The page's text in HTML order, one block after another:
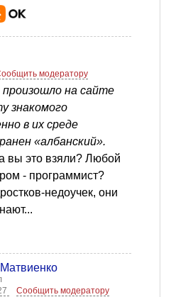
модератору
на сайте
знакомого
в их среде
«албанский».
вы это взяли? Любой
- программист?
недоучек, они
Сообщить модератору